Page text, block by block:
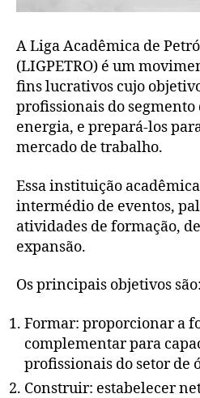
A Liga Acadêmica de
(LIGPETRO) é um
fins lucrativos cujo
profissionais do segmento
energia, e prepará-los
mercado de trabalho.
Essa instituição
intermédio de eventos,
atividades de formação,
expansão.
Os principais objetivos são:
Formar: proporcionar a
complementar para
profissionais do setor de
Construir: estabelecer